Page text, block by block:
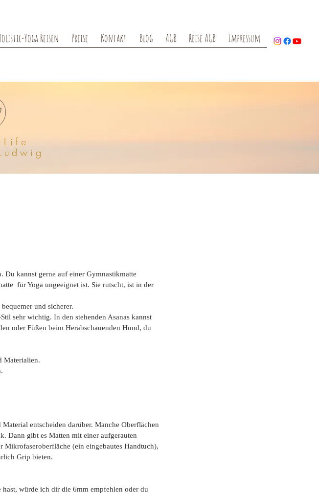
Yoga Reisen Preise Kontakt Blog AGB Reise AGB Impressum
Life
Du kannst gerne auf einer Gymnastikmatte
für Yoga ungeeignet ist. Sie rutscht, ist in der
und sicherer.
sehr wichtig. In den stehenden Asanas kannst
oder Füßen beim Herabschauenden Hund, du
Materialien.
entscheiden darüber. Manche Oberflächen
Dann gibt es Matten mit einer aufgerauten
(ein eingebautes Handtuch),
Grip bieten.
würde ich dir die 6mm empfehlen oder du